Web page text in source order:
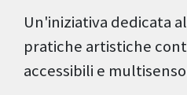
Un'iniziativa dedicata
pratiche artistiche
accessibili e